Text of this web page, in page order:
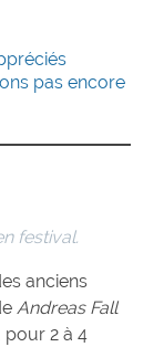
pas encore
festival.
anciens
Andreas Fall
2 à 4